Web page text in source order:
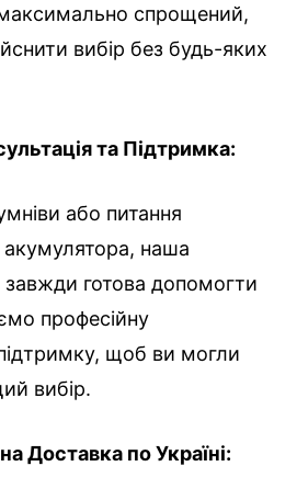
спрощений,
вибір без будь-яких
та Підтримка:
або питання
наша
завжди готова допомогти
професійну
щоб ви могли
вибір.
Доставка по Україні: